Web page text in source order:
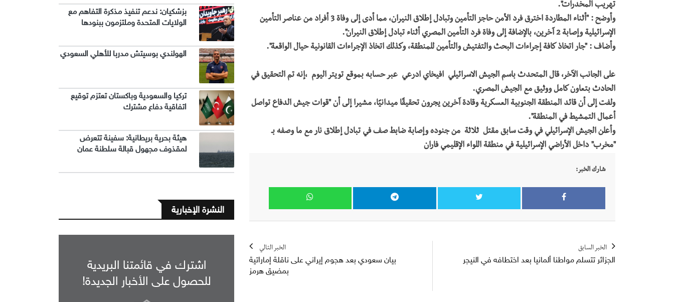
تهريب المخدرات".
وأوضح : "أثناء المطاردة اخترق فرد الأمن حاجز التأمين وتبادل إطلاق النيران، مما أدى إلى وفاة 3 أفراد من عناصر التأمين
الإسرائيلية وإصابة 2 آخرين، بالإضافة إلى وفاة فرد التأمين المصري أثناء تبادل إطلاق النيران".
وأضاف : "جار اتخاذ كافة إجراءات البحث والتفتيش والتأمين للمنطقة، وكذلك اتخاذ الإجراءات القانونية حيال الواقعة".
على الجانب الآخر، قال المتحدث باسم الجيش الاسرائيلي افيخاي ادرعي عبر حسابه بموقع تويتر اليوم ،إنه تم التحقيق في
الحادث بتعاون كامل ووثيق مع الجيش المصري.
ولفت إلى أن قائد المنطقة الجنوبية العسكرية وقادة آخرين يجرون تحقيقًا ميدانيًا، مشيرا إلى أن "قوات جيش الدفاع تواصل
أعمال التمشيط في المنطقة".
وأعلن الجيش الإسرائيلي في وقت سابق مقتل ثلاثة من جنوده وإصابة ضابط صف في تبادل إطلاق نار مع ما وصفه بـ
"مخرب" داخل الأراضي الإسرائيلية في منطقة اللواء الإقليمي فاران
شارك الخبر:
الخبر السابق
الجزائر تتسلم مواطنا ألمانيا بعد اختطافه في النيجر
الخبر التالي
بيان سعودي بعد هجوم إيراني على ناقلة إماراتية
بمضيق هرمز
بزشكيان: ندعم تنفيذ مذكرة التفاهم مع
الولايات المتحدة وملتزمون ببنودها
الهولندي بوسيتش مدربا للأهلي السعودي
تركيا والسعودية وباكستان تعتزم توقيع
اتفاقية دفاع مشترك
هيئة بحرية بريطانية: سفينة تتعرض
لمقذوف مجهول قبالة سلطنة عمان
النشرة الإخبارية
اشترك في قائمتنا البريدية
للحصول على الأخبار الجديدة!